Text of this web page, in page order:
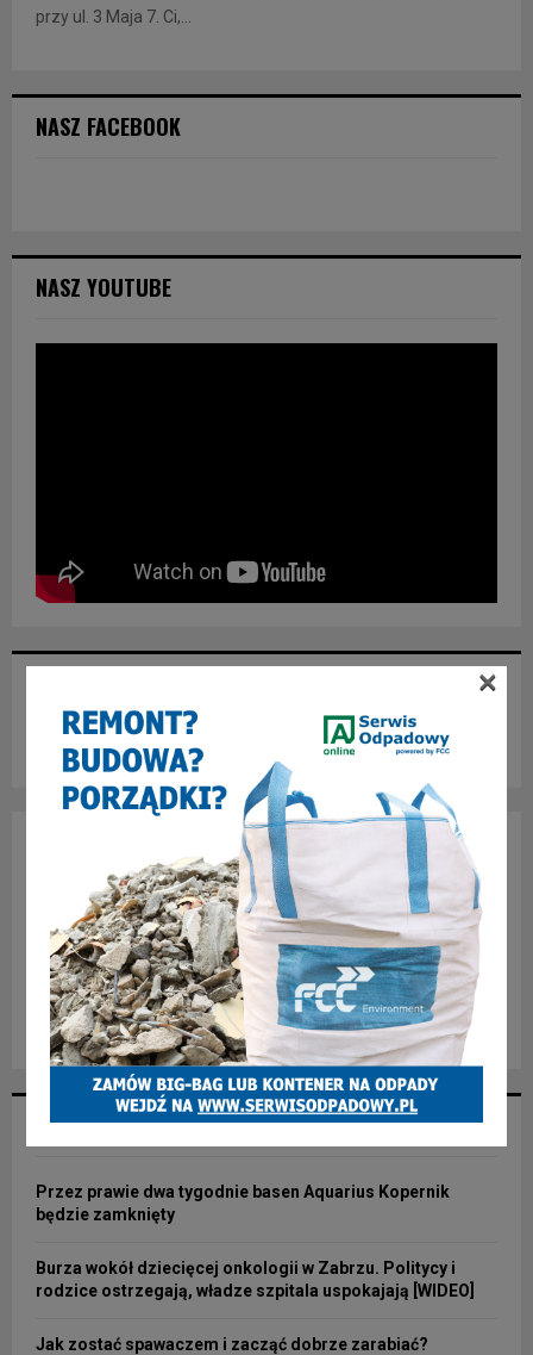
przy ul. 3 Maja 7. Ci,...
NASZ FACEBOOK
NASZ YOUTUBE
NAJNOWSZE ARTYKUŁY
Przez prawie dwa tygodnie basen Aquarius Kopernik
będzie zamknięty
Burza wokół dziecięcej onkologii w Zabrzu. Politycy i
rodzice ostrzegają, władze szpitala uspokajają [WIDEO]
Jak zostać spawaczem i zacząć dobrze zarabiać?
×